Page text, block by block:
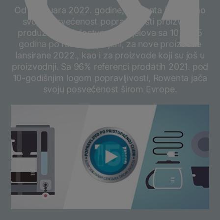
Od 1. januara 2022. godine, Rowenta je pojačao
svoju posvećenost popravljivosti proizvoda
produžavajući dostupnost dijelova sa 10 na 15
godina po razumnoj cijeni, za nove proizvode
lansirane 2022., kao i za proizvode koji su još u
proizvodnji. Sa 96% referenci prodatih 2021. pod
10-godišnjim logom popravljivosti, Rowenta jača
svoju posvećenost širom Evrope.